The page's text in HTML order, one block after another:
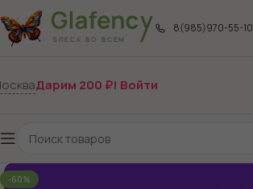
8(985)970-55-10
Дарим 200 ₽! Войти
-60%